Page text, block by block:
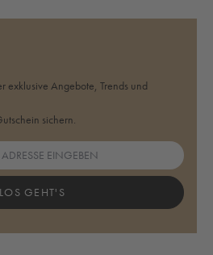
exklusive Angebote, Trends und
sichern.
LOS GEHT'S